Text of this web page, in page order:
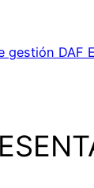
gestión DAF